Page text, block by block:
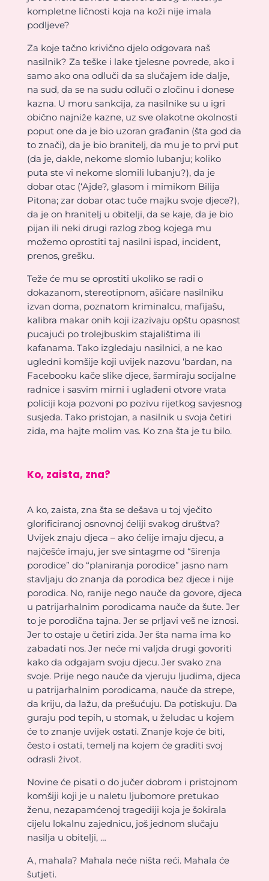
kompletne ličnosti koja na koži nije imala
podljeve?
Za koje tačno krivično djelo odgovara naš
nasilnik? Za teške i lake tjelesne povrede, ako i
samo ako ona odluči da sa slučajem ide dalje,
na sud, da se na sudu odluči o zločinu i donese
kazna. U moru sankcija, za nasilnike su u igri
obično najniže kazne, uz sve olakotne okolnosti
poput one da je bio uzoran građanin (šta god da
to znači), da je bio branitelj, da mu je to prvi put
(da je, dakle, nekome slomio lubanju; koliko
puta ste vi nekome slomili lubanju?), da je
dobar otac (‘Ajde?, glasom i mimikom Bilija
Pitona; zar dobar otac tuče majku svoje djece?),
da je on hranitelj u obitelji, da se kaje, da je bio
pijan ili neki drugi razlog zbog kojega mu
možemo oprostiti taj nasilni ispad, incident,
prenos, grešku.
Teže će mu se oprostiti ukoliko se radi o
dokazanom, stereotipnom, ašićare nasilniku
izvan doma, poznatom kriminalcu, mafijašu,
kalibra makar onih koji izazivaju opštu opasnost
pucajući po trolejbuskim stajalištima ili
kafanama. Tako izgledaju nasilnici, a ne kao
ugledni komšije koji uvijek nazovu ‘bardan, na
Facebooku kače slike djece, šarmiraju socijalne
radnice i sasvim mirni i uglađeni otvore vrata
policiji koja pozvoni po pozivu rijetkog savjesnog
susjeda. Tako pristojan, a nasilnik u svoja četiri
zida, ma hajte molim vas. Ko zna šta je tu bilo.
Ko, zaista, zna?
A ko, zaista, zna šta se dešava u toj vječito
glorificiranoj osnovnoj ćeliji svakog društva?
Uvijek znaju djeca – ako ćelije imaju djecu, a
najčešće imaju, jer sve sintagme od “širenja
porodice” do “planiranja porodice” jasno nam
stavljaju do znanja da porodica bez djece i nije
porodica. No, ranije nego nauče da govore, djeca
u patrijarhalnim porodicama nauče da šute. Jer
to je porodična tajna. Jer se prljavi veš ne iznosi.
Jer to ostaje u četiri zida. Jer šta nama ima ko
zabadati nos. Jer neće mi valjda drugi govoriti
kako da odgajam svoju djecu. Jer svako zna
svoje. Prije nego nauče da vjeruju ljudima, djeca
u patrijarhalnim porodicama, nauče da strepe,
da kriju, da lažu, da prešućuju. Da potiskuju. Da
guraju pod tepih, u stomak, u želudac u kojem
će to znanje uvijek ostati. Znanje koje će biti,
često i ostati, temelj na kojem će graditi svoj
odrasli život.
Novine će pisati o do jučer dobrom i pristojnom
komšiji koji je u naletu ljubomore pretukao
ženu, nezapamćenoj tragediji koja je šokirala
cijelu lokalnu zajednicu, još jednom slučaju
nasilja u obitelji, …
A, mahala? Mahala neće ništa reći. Mahala će
šutjeti.